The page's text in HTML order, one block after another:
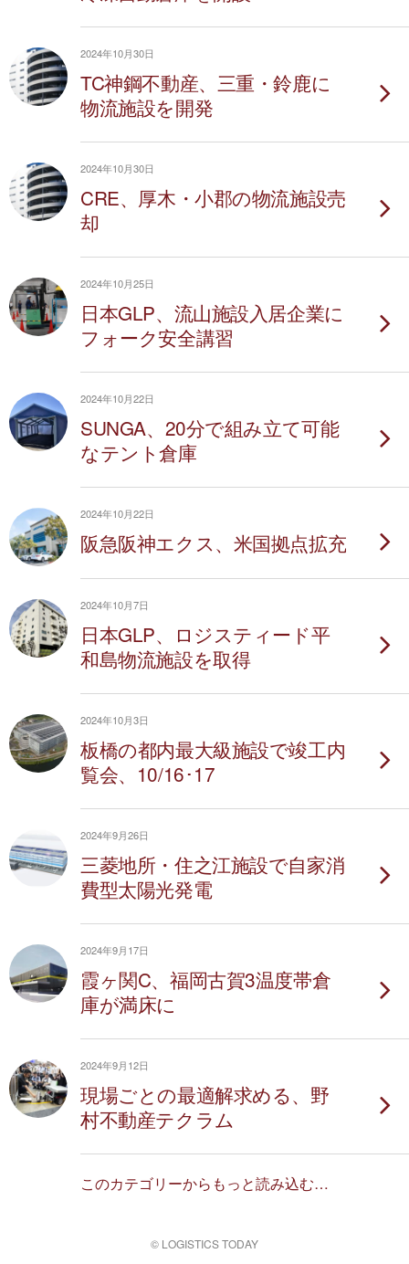
2024年10月30日
TC神鋼不動産、三重・鈴鹿に
物流施設を開発
2024年10月30日
CRE、厚木・小郡の物流施設売
却
2024年10月25日
日本GLP、流山施設入居企業に
フォーク安全講習
2024年10月22日
SUNGA、20分で組み立て可能
なテント倉庫
2024年10月22日
阪急阪神エクス、米国拠点拡充
2024年10月7日
日本GLP、ロジスティード平
和島物流施設を取得
2024年10月3日
板橋の都内最大級施設で竣工内
覧会、10/16･17
2024年9月26日
三菱地所・住之江施設で自家消
費型太陽光発電
2024年9月17日
霞ヶ関C、福岡古賀3温度帯倉
庫が満床に
2024年9月12日
現場ごとの最適解求める、野
村不動産テクラム
このカテゴリーからもっと読み込む…
© LOGISTICS TODAY